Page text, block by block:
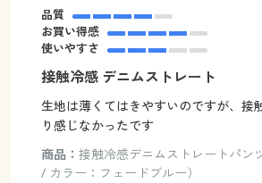
品質
お買い得感
使いやすさ
接触冷感 デニムストレート
生地は薄くてはきやすいのですが、接
り感じなかったです
商品： 接触冷感デニムストレートパン
/ カラー：フェードブルー）